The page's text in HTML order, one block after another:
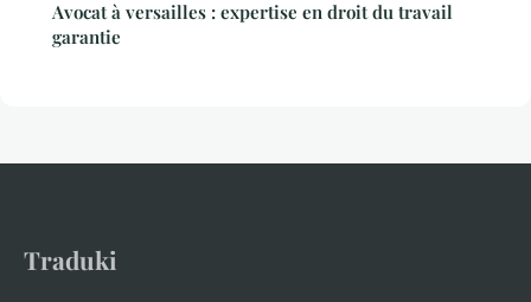
Avocat à versailles : expertise en droit du travail
garantie
Traduki